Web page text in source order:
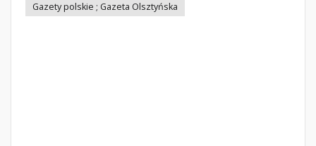
Gazety polskie ; Gazeta Olsztyńska